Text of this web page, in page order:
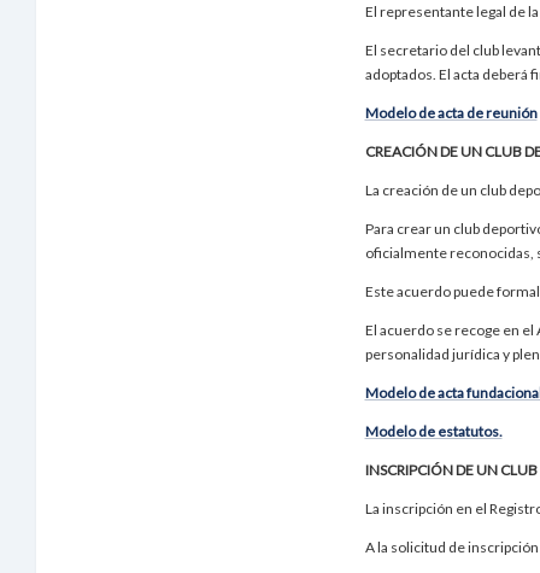
El representante legal de
El secretario del club
adoptados. El acta deberá
Modelo de acta de reunión
CREACIÓN DE UN CLUB
La creación de un club
Para crear un club
oficialmente reconocidas,
Este acuerdo puede
El acuerdo se recoge en
personalidad jurídica y
Modelo de acta
Modelo de estatutos.
INSCRIPCIÓN DE UN
La inscripción en el
A la solicitud de